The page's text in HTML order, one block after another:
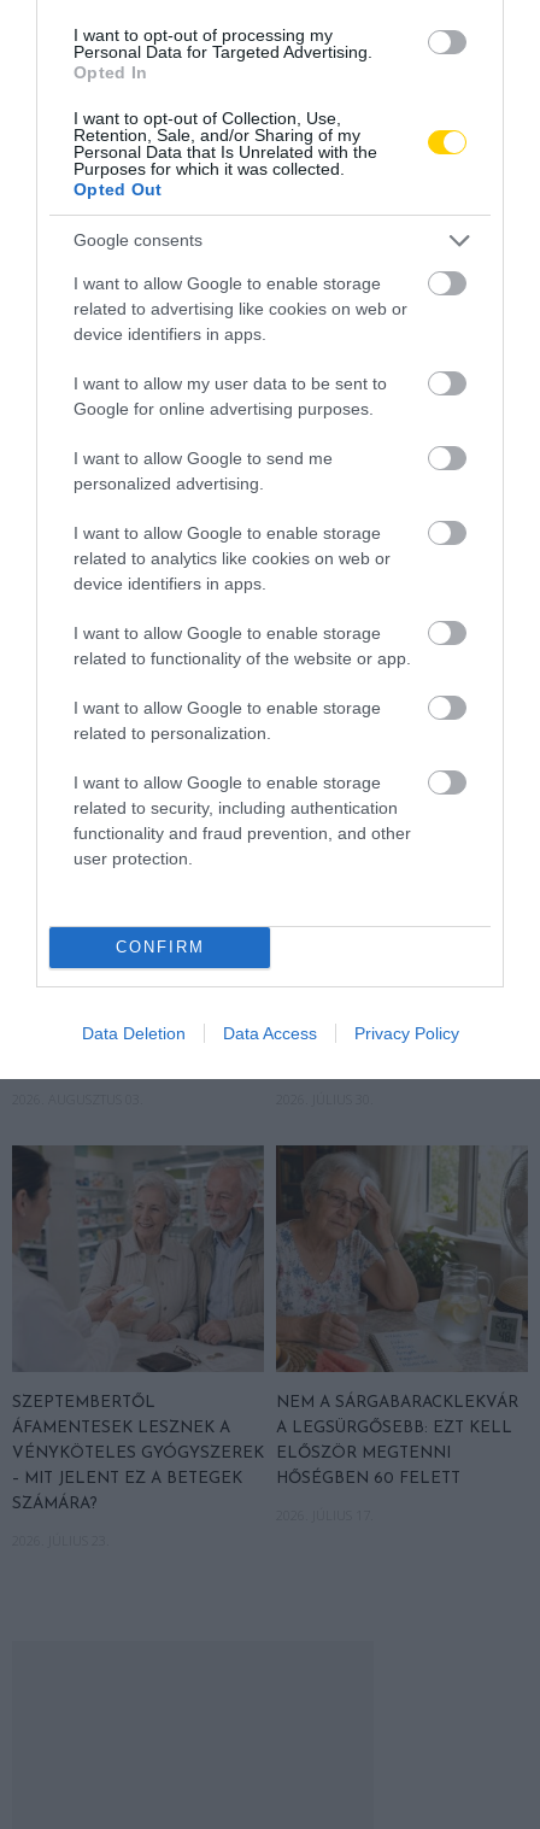
I want to opt-out of processing my
Personal Data for Targeted Advertising.
Opted In
I want to opt-out of Collection, Use,
Retention, Sale, and/or Sharing of my
Personal Data that Is Unrelated with the
Purposes for which it was collected.
Opted Out
Google consents
I want to allow Google to enable storage
related to advertising like cookies on web or
device identifiers in apps.
I want to allow my user data to be sent to
Google for online advertising purposes.
I want to allow Google to send me
personalized advertising.
I want to allow Google to enable storage
related to analytics like cookies on web or
device identifiers in apps.
I want to allow Google to enable storage
related to functionality of the website or app.
I want to allow Google to enable storage
related to personalization.
I want to allow Google to enable storage
related to security, including authentication
functionality and fraud prevention, and other
user protection.
CONFIRM
Data Deletion Data Access Privacy Policy
ALZHEIMER
MIT EGYÜNK, HA 70 FELETT IS
SZERETNÉNK ÖNÁLLÓAN
2026. AUGUSZTUS 05.
LEKÓKAD A MUSKÁTLI? NE TE
NÖVÉNY ESTÉRE MAGÁHOZ
HŐKUPOLA SZORÍTÁSÁBAN
MEG A SZERVEZETET A
A HŐSÉG 75 FELETT NEM
VÉSZJELZÉS: ÍGY VÉDD
SZEPTEMBERTŐL
ÁFAMENTESEK LESZNEK A
VÉNYKÖTELES GYÓGYSZEREK
– MIT JELENT EZ A BETEGEK
SZÁMÁRA?
NEM A SÁRGABARACKLEKVÁR
A LEGSÜRGŐSEBB: EZT KELL
ELŐSZÖR MEGTENNI
HŐSÉGBEN 60 FELETT